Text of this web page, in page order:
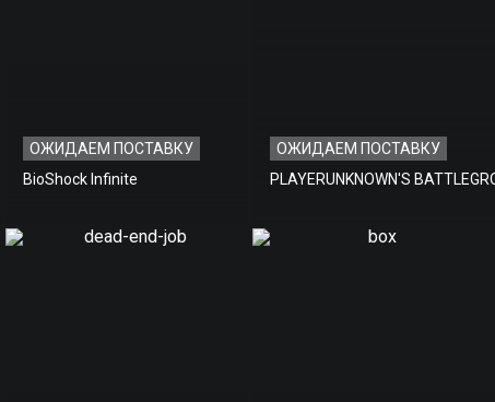
ОЖИДАЕМ ПОСТАВКУ
BioShock Infinite
ОЖИДАЕМ ПОСТАВКУ
PLAYERUNKNOWN'S